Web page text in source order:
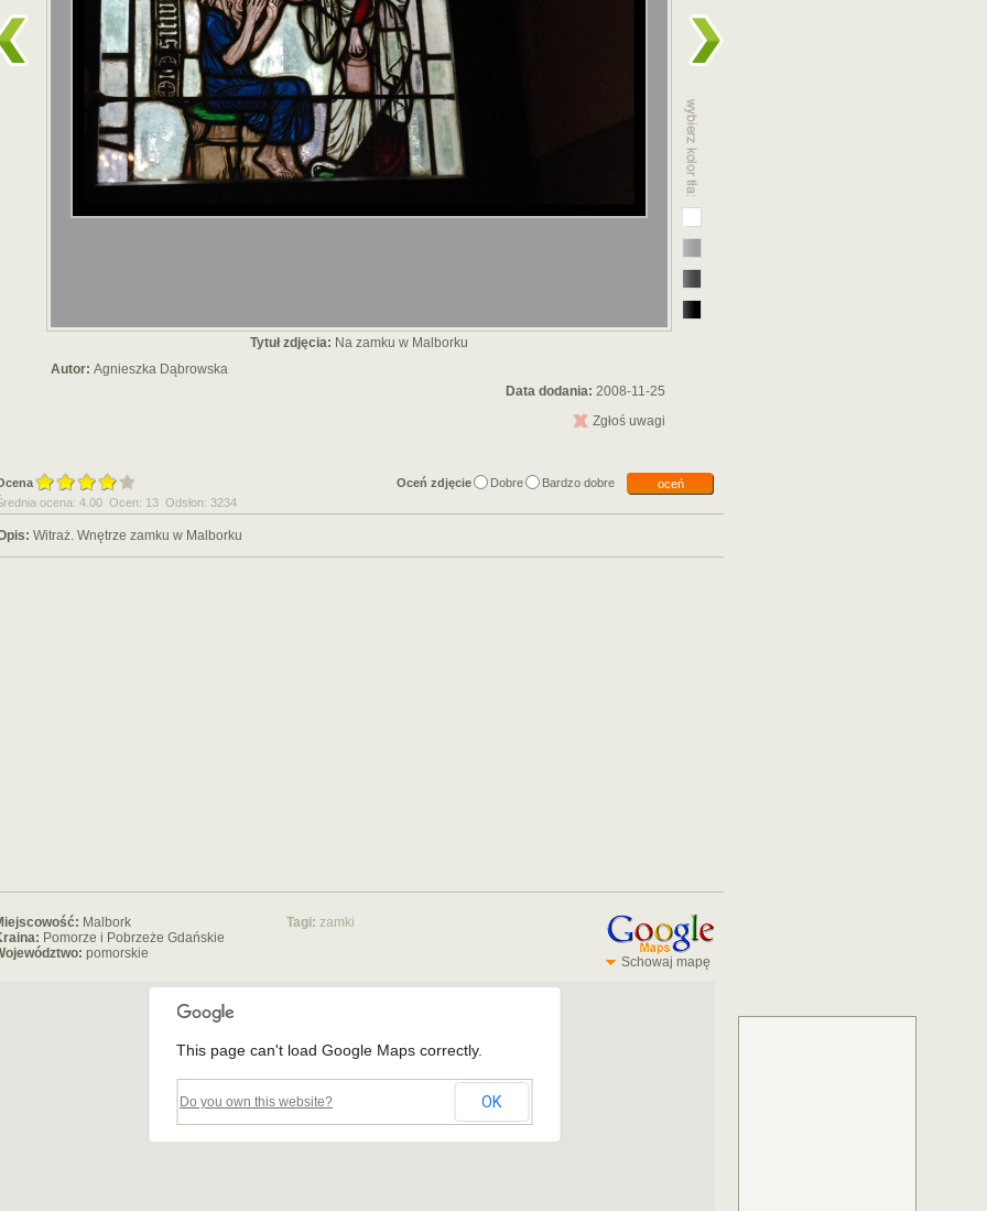
Tytuł zdjęcia: Na zamku w Malborku
Autor: Agnieszka Dąbrowska
Data dodania: 2008-11-25
Zgłoś uwagi
Oceń zdjęcie Dobre Bardzo dobre
oceń
ocena: 4.00 Ocen: 13 Odsłon: 3234
Witraż. Wnętrze zamku w Malborku
Malbork
Pomorze i Pobrzeże Gdańskie
pomorskie
Tagi: zamki
Schowaj mapę
This page can't load Google Maps correctly.
Do you own this website? OK